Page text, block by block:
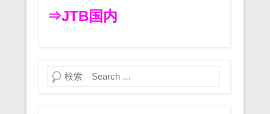
⇒JTB国内
検索